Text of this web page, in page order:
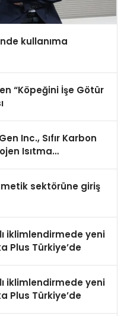
kullanıma
“Köpeğini İşe Götür
Inc., Sıfır Karbon
Isıtma
sektörüne giriş
iklimlendirmede yeni
Plus Türkiye’de
iklimlendirmede yeni
Plus Türkiye’de